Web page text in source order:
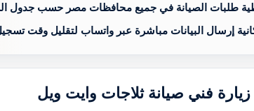
طلبات الصيانة في جميع محافظات مصر حسب جدول
إرسال البيانات مباشرة عبر واتساب لتقليل وقت
فني صيانة ثلاجات وايت ويل